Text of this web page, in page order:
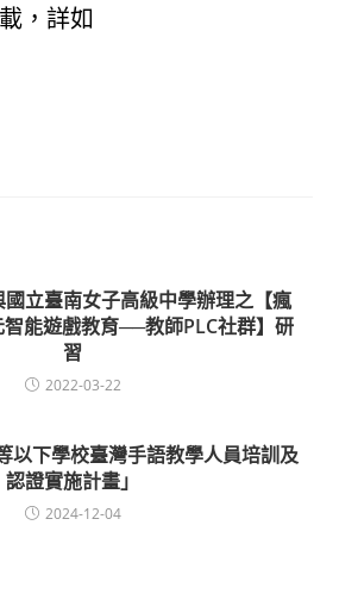
，詳如
立臺南女子高級中學辦理之【瘋
能遊戲教育──教師PLC社群】研
習
2022-03-22
以下學校臺灣手語教學人員培訓及
認證實施計畫」
2024-12-04